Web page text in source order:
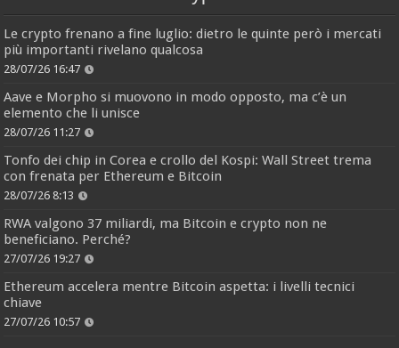
Le crypto frenano a fine luglio: dietro le quinte però i mercati
più importanti rivelano qualcosa
28/07/26 16:47
Aave e Morpho si muovono in modo opposto, ma c’è un
elemento che li unisce
28/07/26 11:27
Tonfo dei chip in Corea e crollo del Kospi: Wall Street trema
con frenata per Ethereum e Bitcoin
28/07/26 8:13
RWA valgono 37 miliardi, ma Bitcoin e crypto non ne
beneficiano. Perché?
27/07/26 19:27
Ethereum accelera mentre Bitcoin aspetta: i livelli tecnici
chiave
27/07/26 10:57